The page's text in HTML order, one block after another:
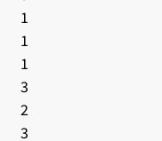
1
1
1
3
2
3